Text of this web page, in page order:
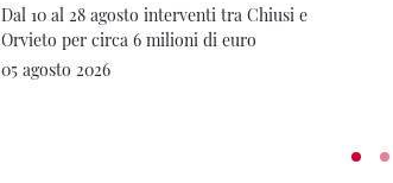
Dal 10 al 28 agosto interventi tra Chiusi e
Orvieto per circa 6 milioni di euro
05 agosto 2026